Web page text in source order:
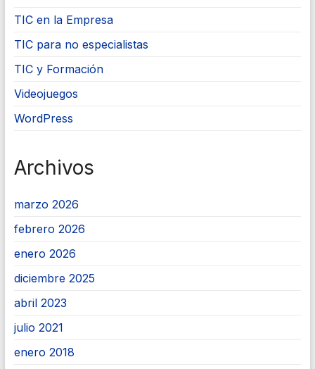
TIC en la Empresa
TIC para no especialistas
TIC y Formación
Videojuegos
WordPress
Archivos
marzo 2026
febrero 2026
enero 2026
diciembre 2025
abril 2023
julio 2021
enero 2018